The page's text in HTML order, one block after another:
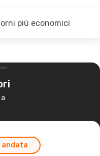
più economici
andata